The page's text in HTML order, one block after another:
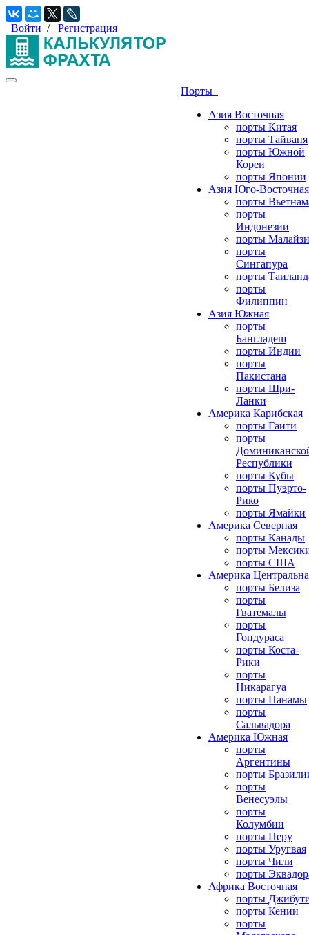
Войти / Регистрация
Порты
Азия Восточная
порты Китая
порты Тайваня
порты Южной
Кореи
порты Японии
Азия Юго-Восточная
порты
порты
Индонезии
порты
порты
Сингапура
порты
порты
Филиппин
Азия Южная
порты
Бангладеш
порты Индии
порты
Пакистана
порты Шри-
Ланки
Америка Карибская
порты Гаити
порты
Республики
порты Кубы
порты Пуэрто-
Рико
порты Ямайки
Америка Северная
порты Канады
порты
порты США
Америка
порты Белиза
порты
Гватемалы
порты
Гондураса
порты Коста-
Рики
порты
Никарагуа
порты Панамы
порты
Сальвадора
Америка Южная
порты
Аргентины
порты
порты
Венесуэлы
порты
Колумбии
порты Перу
порты Уругвая
порты Чили
порты
Африка Восточная
порты
порты Кении
порты